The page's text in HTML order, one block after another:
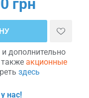
грн
и дополнительно
также акционные
здесь
нас!